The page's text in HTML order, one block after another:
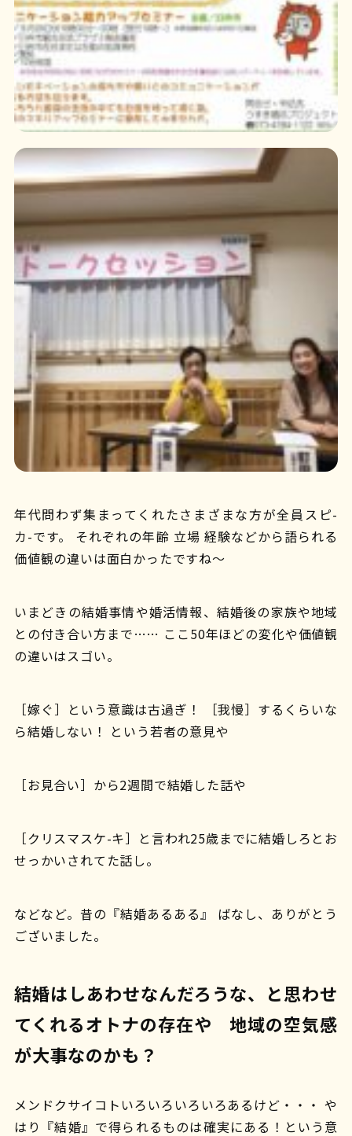
年代問わず集まってくれたさまざまな方が全員スピ-
カ-です。 それぞれの年齢 立場 経験などから語られる
価値観の違いは面白かったですね〜
いまどきの結婚事情や婚活情報、結婚後の家族や地域
との付き合い方まで…… ここ50年ほどの変化や価値観
の違いはスゴい。
［嫁ぐ］という意識は古過ぎ！ ［我慢］するくらいな
ら結婚しない！ という若者の意見や
［お見合い］から2週間で結婚した話や
［クリスマスケ-キ］と言われ25歳までに結婚しろとお
せっかいされてた話し。
などなど。昔の『結婚あるある』 ばなし、ありがとう
ございました。
結婚はしあわせなんだろうな、と思わせ
てくれるオトナの存在や 地域の空気感
が大事なのかも？
メンドクサイコトいろいろいろいろあるけど・・・ や
はり『結婚』で得られるものは確実にある！という意